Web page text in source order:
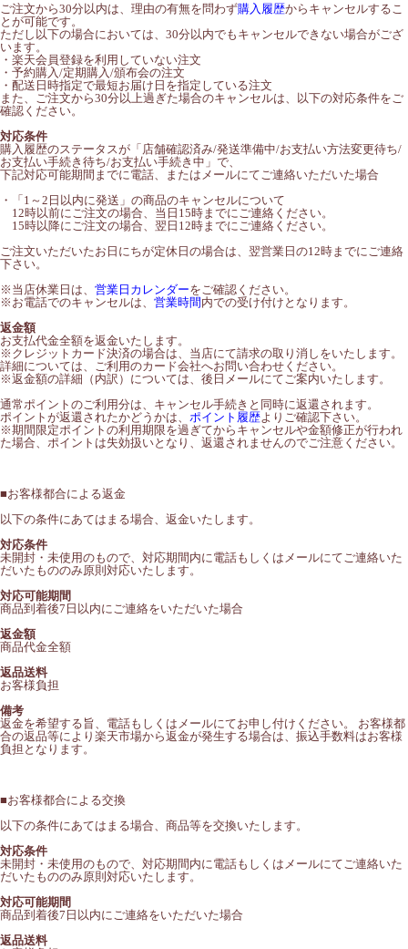
ご注文から30分以内は、理由の有無を問わず購入履歴からキャンセルするこ
とが可能です。
ただし以下の場合においては、30分以内でもキャンセルできない場合がござ
います。
・楽天会員登録を利用していない注文
・予約購入/定期購入/頒布会の注文
・配送日時指定で最短お届け日を指定している注文
また、ご注文から30分以上過ぎた場合のキャンセルは、以下の対応条件をご
確認ください。
対応条件
購入履歴のステータスが「店舗確認済み/発送準備中/お支払い方法変更待ち/
お支払い手続き待ち/お支払い手続き中」で、
下記対応可能期間までに電話、またはメールにてご連絡いただいた場合
・「1～2日以内に発送」の商品のキャンセルについて
12時以前にご注文の場合、当日15時までにご連絡ください。
15時以降にご注文の場合、翌日12時までにご連絡ください。
ご注文いただいたお日にちが定休日の場合は、翌営業日の12時までにご連絡
下さい。
※当店休業日は、 営業日カレンダーをご確認ください。
※お電話でのキャンセルは、 営業時間 内での受け付けとなります。
返金額
お支払代金全額を返金いたします。
※クレジットカード決済の場合は、当店にて請求の取り消しをいたします。
詳細については、ご利用のカード会社へお問い合わせください。
※返金額の詳細（内訳）については、後日メールにてご案内いたします。
通常ポイントのご利用分は、キャンセル手続きと同時に返還されます。
ポイントが返還されたかどうかは、 ポイント履歴よりご確認下さい。
※期間限定ポイントの利用期限を過ぎてからキャンセルや金額修正が行われ
た場合、ポイントは失効扱いとなり、返還されませんのでご注意ください。
■お客様都合による返金
以下の条件にあてはまる場合、返金いたします。
対応条件
未開封・未使用のもので、対応期間内に電話もしくはメールにてご連絡いた
だいたもののみ原則対応いたします。
対応可能期間
商品到着後7日以内にご連絡をいただいた場合
返金額
商品代金全額
返品送料
お客様負担
備考
返金を希望する旨、電話もしくはメールにてお申し付けください。 お客様都
合の返品等により楽天市場から返金が発生する場合は、振込手数料はお客様
負担となります。
■お客様都合による交換
以下の条件にあてはまる場合、商品等を交換いたします。
対応条件
未開封・未使用のもので、対応期間内に電話もしくはメールにてご連絡いた
だいたもののみ原則対応いたします。
対応可能期間
商品到着後7日以内にご連絡をいただいた場合
返品送料